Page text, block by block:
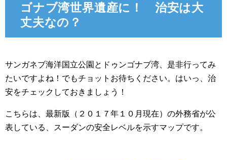
ゴナブ湾世界遺産に！ 治安は大
丈夫なの？
サンガネブ海洋国立公園とドゥンゴナブ湾、是非行ってみ
たいですよね！でもチョットお待ちください。はいっ、治
安をチェックしておきましょう！
こちらは、最新版（２０１７年１０月現在）の外務省が公
表している、スーダンの安全レベルを示すマップです。